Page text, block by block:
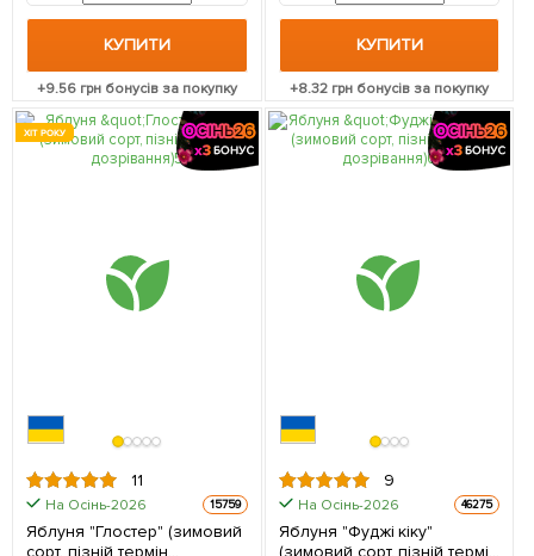
КУПИТИ
+9.56 грн бонусів за покупку
КУПИТИ
+8.32 грн бонусів за покупку
ХІТ РОКУ
11
На Осінь-2026 15759
Яблуня "Глостер" (зимовий
сорт, пізній термін
9
На Осінь-2026 46275
Яблуня "Фуджі кіку"
(зимовий сорт, пізній термін